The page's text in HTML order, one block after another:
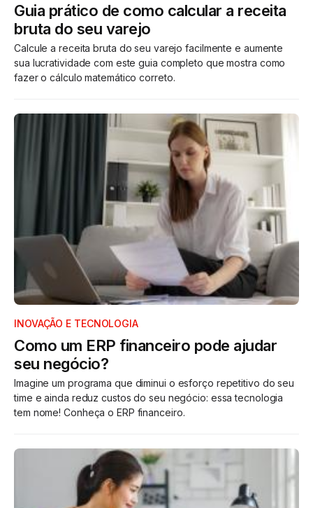
Guia prático de como calcular a receita
bruta do seu varejo
Calcule a receita bruta do seu varejo facilmente e aumente
sua lucratividade com este guia completo que mostra como
fazer o cálculo matemático correto.
INOVAÇÃO E TECNOLOGIA
Como um ERP financeiro pode ajudar
seu negócio?
Imagine um programa que diminui o esforço repetitivo do seu
time e ainda reduz custos do seu negócio: essa tecnologia
tem nome! Conheça o ERP financeiro.